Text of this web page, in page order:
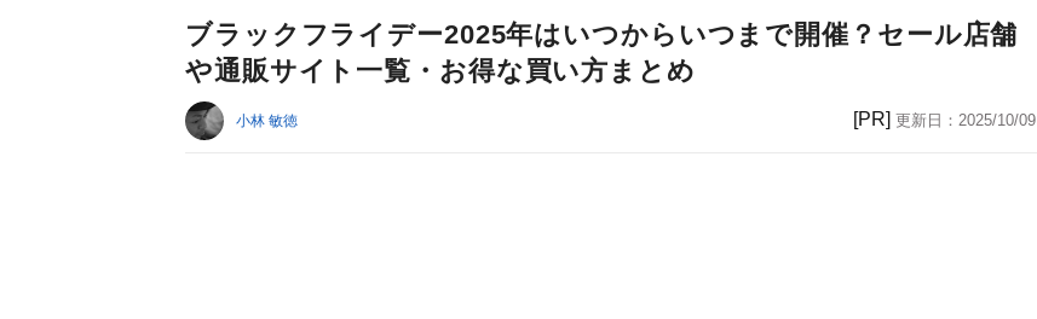
ブラックフライデー2025年はいつからいつまで開催？セール店舗
や通販サイト一覧・お得な買い方まとめ
小林 敏徳 [PR] 更新日： 2025/10/09